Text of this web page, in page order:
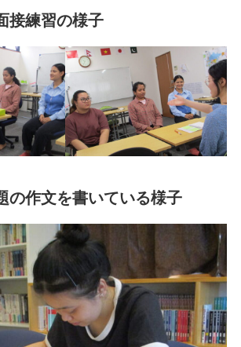
練習の様子
の作文を書いている様子